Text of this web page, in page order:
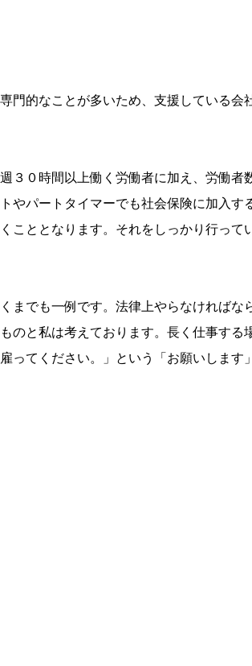
的なことが多いため、支援している会
０時間以上働く労働者に加え、労働
パートタイマーでも社会保険に加入
ととなります。それをしっかり行っ
でも一例です。法律上やらなければ
と私は考えております。長く仕事す
てください。」という「お願いしま